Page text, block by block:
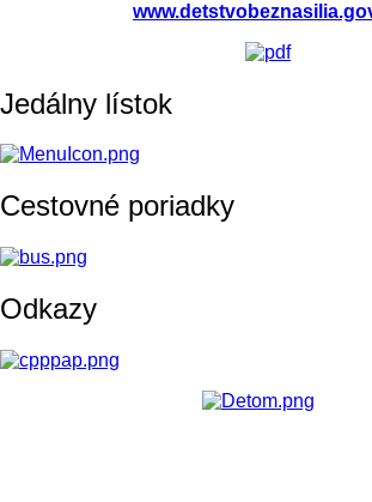
Jedálny lístok
Cestovné poriadky
Odkazy